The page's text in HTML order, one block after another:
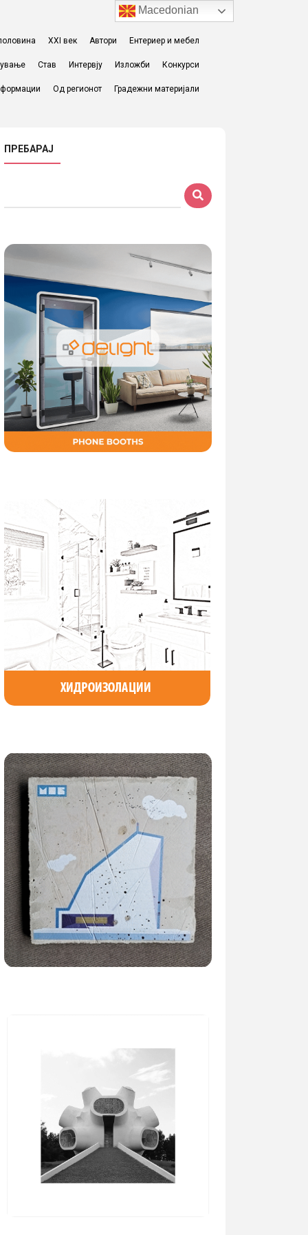
XXI век Автори Ентериер и мебел
Став Интервју Изложби Конкурси
Од регионот Градежни материјали
10.02.2026• Изложби Студентски проекти
ПРЕБАРАЈ
Macedonian